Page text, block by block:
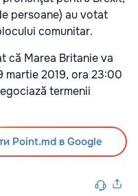
persoane) au votat
comunitar.
că Marea Britanie va
martie 2019, ora 23:00
termenii
Point.md в Google